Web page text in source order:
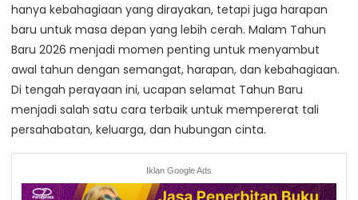
hanya kebahagiaan yang dirayakan, tetapi juga harapan
baru untuk masa depan yang lebih cerah. Malam Tahun
Baru 2026 menjadi momen penting untuk menyambut
awal tahun dengan semangat, harapan, dan kebahagiaan.
Di tengah perayaan ini, ucapan selamat Tahun Baru
menjadi salah satu cara terbaik untuk mempererat tali
persahabatan, keluarga, dan hubungan cinta.
Iklan Google Ads